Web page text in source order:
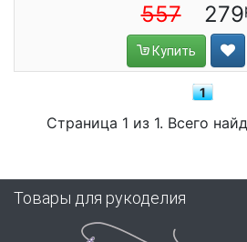
557 279
Купить
1
Страница 1 из 1. Всего
Товары для рукоделия